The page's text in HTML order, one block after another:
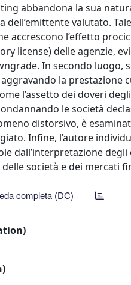
abbandona la sua
valutato.
accrescono l’effetto
license) delle agenzie,
In secondo
la
l’assetto dei doveri
le società
distorsivo, è
Infine, l’autore
dall’interpretazione degli
società e dei mercati
completa (DC)